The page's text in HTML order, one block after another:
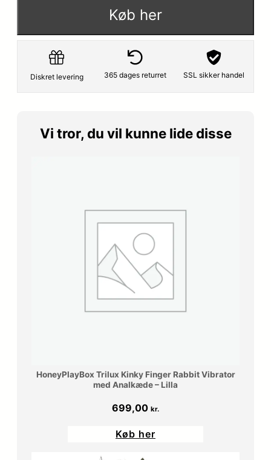
i
s
v
a
,
0
k
.
:
5
2
,
Køb her
Diskret levering 365 dages returret SSL sikker handel
Vi tror, du vil kunne lide disse
HoneyPlayBox Trilux Kinky Finger Rabbit Vibrator
med Analkæde – Lilla
699,00 kr.
Køb her